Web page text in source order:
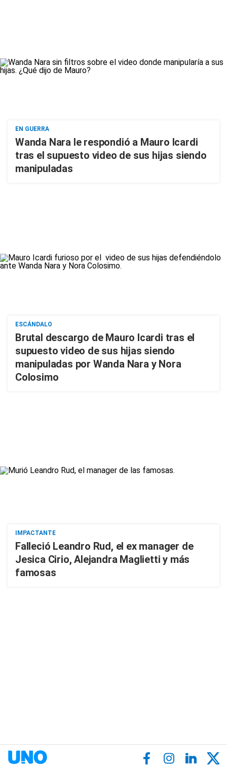
EN GUERRA
Wanda Nara le respondió a Mauro Icardi
tras el supuesto video de sus hijas siendo
manipuladas
ESCÁNDALO
Brutal descargo de Mauro Icardi tras el
supuesto video de sus hijas siendo
manipuladas por Wanda Nara y Nora
Colosimo
IMPACTANTE
Falleció Leandro Rud, el ex manager de
Jesica Cirio, Alejandra Maglietti y más
famosas